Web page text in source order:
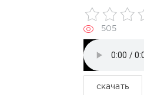
505
скачать